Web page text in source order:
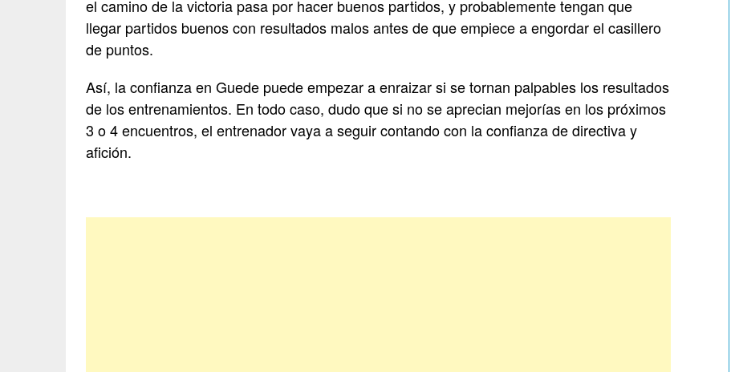
el camino de la victoria pasa por hacer buenos partidos, y probablemente tengan que
llegar partidos buenos con resultados malos antes de que empiece a engordar el casillero
de puntos.
Así, la confianza en Guede puede empezar a enraizar si se tornan palpables los resultados
de los entrenamientos. En todo caso, dudo que si no se aprecian mejorías en los próximos
3 o 4 encuentros, el entrenador vaya a seguir contando con la confianza de directiva y
afición.